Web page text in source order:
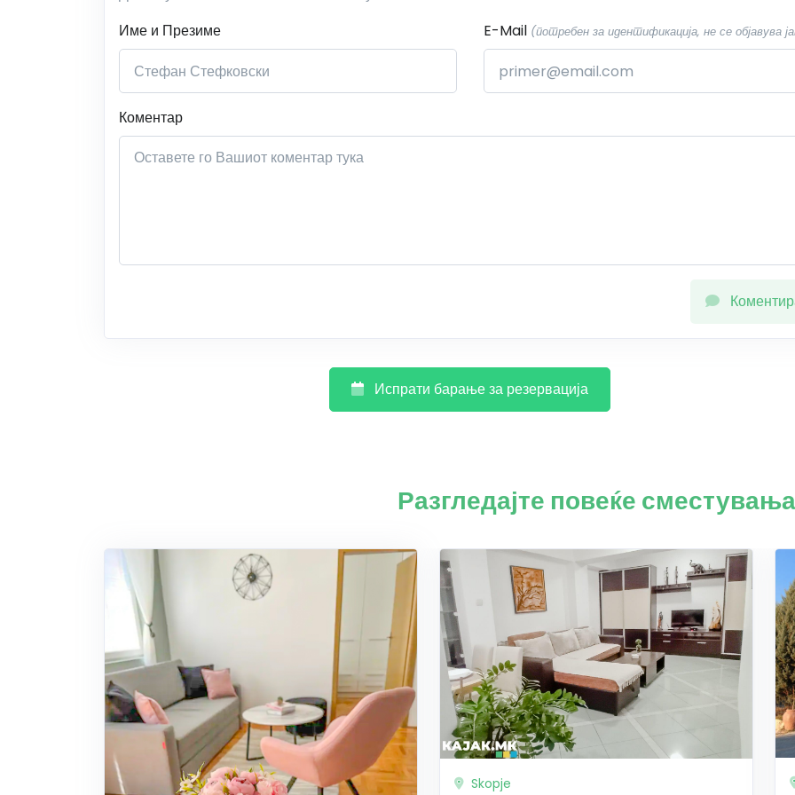
Име и Презиме
E-Mail (потребен за идентификација, не се објавува
Коментар
Испрати барање за резервација
Разгледајте повеќе сместувања
Skopje